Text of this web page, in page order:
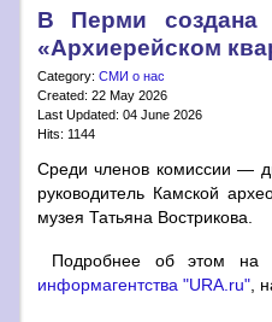
В Перми создана
«Архиерейском
Category: СМИ о нас
Created: 22 May 2026
Last Updated: 04 June 2026
Hits: 1144
Среди членов комиссии —
руководитель Камской
музея Татьяна Вострикова.
Подробнее об этом на
информагентства "URA.ru" ,